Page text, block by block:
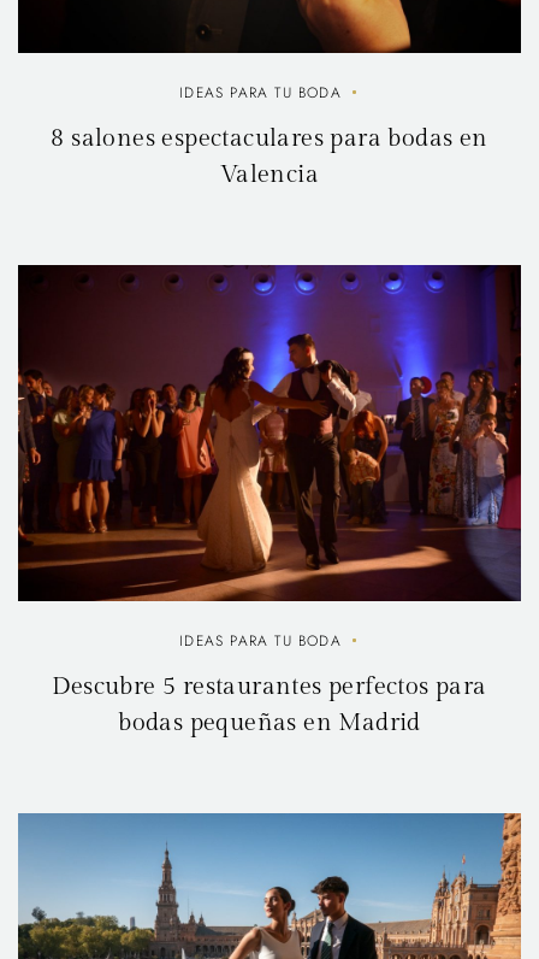
IDEAS PARA TU BODA
8 salones espectaculares para bodas en
Valencia
IDEAS PARA TU BODA
Descubre 5 restaurantes perfectos para
bodas pequeñas en Madrid